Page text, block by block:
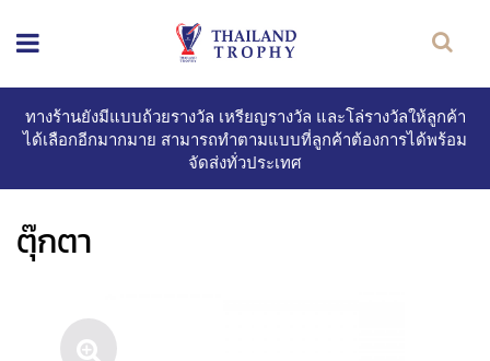
ทางร้านยังมีแบบถ้วยรางวัล เหรียญรางวัล และโล่รางวัลให้ลูกค้า
ได้เลือกอีกมากมาย สามารถทำตามแบบที่ลูกค้าต้องการได้พร้อม
จัดส่งทั่วประเทศ
ตุ๊กตา